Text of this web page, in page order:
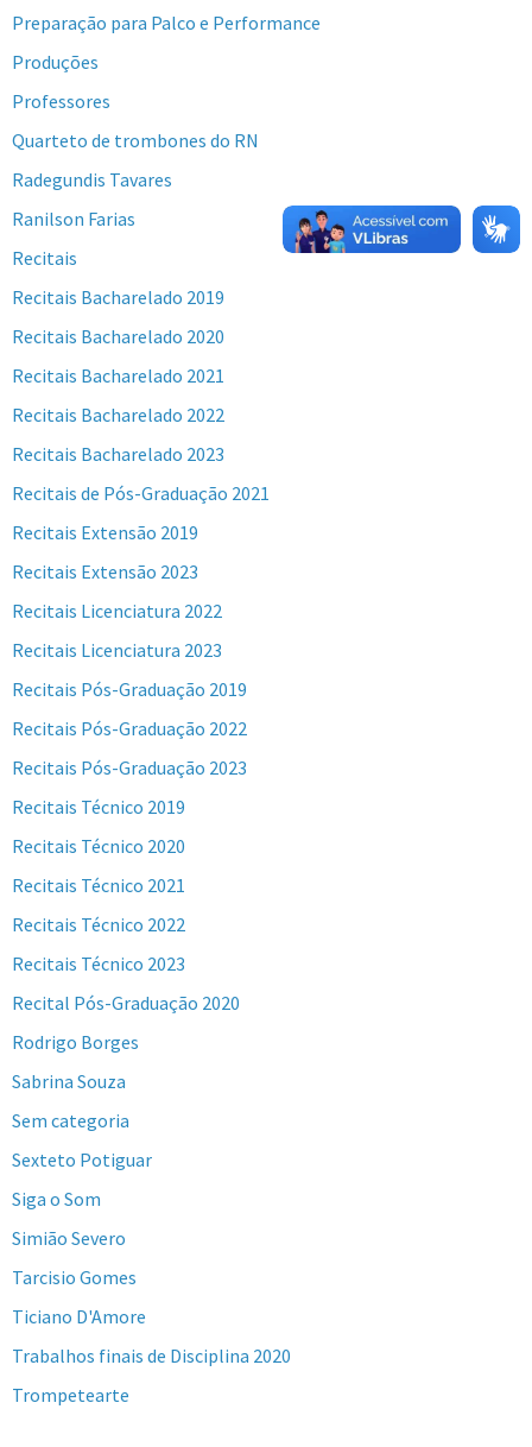
Preparação para Palco e Performance
Produções
Professores
Quarteto de trombones do RN
Radegundis Tavares
Ranilson Farias
Recitais
Recitais Bacharelado 2019
Recitais Bacharelado 2020
Recitais Bacharelado 2021
Recitais Bacharelado 2022
Recitais Bacharelado 2023
Recitais de Pós-Graduação 2021
Recitais Extensão 2019
Recitais Extensão 2023
Recitais Licenciatura 2022
Recitais Licenciatura 2023
Recitais Pós-Graduação 2019
Recitais Pós-Graduação 2022
Recitais Pós-Graduação 2023
Recitais Técnico 2019
Recitais Técnico 2020
Recitais Técnico 2021
Recitais Técnico 2022
Recitais Técnico 2023
Recital Pós-Graduação 2020
Rodrigo Borges
Sabrina Souza
Sem categoria
Sexteto Potiguar
Siga o Som
Simião Severo
Tarcisio Gomes
Ticiano D'Amore
Trabalhos finais de Disciplina 2020
Trompetearte